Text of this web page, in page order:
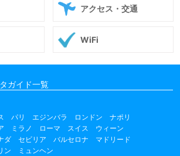
アクセス・交通
WiFi
ガイド一覧
パリ エジンバラ ロンドン
ナポリ
ミラノ ローマ スイス
ウィーン
ダ セビリア バルセロナ
マドリード
ン ミュンヘン